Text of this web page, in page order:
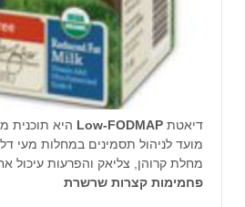
דיאטת Low-FODMAP היא תוכנית
מחלת קרוהן, צליאק והפרעות עיכול
פחמימות קצרות שרשרת